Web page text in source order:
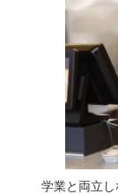
学業と両立し